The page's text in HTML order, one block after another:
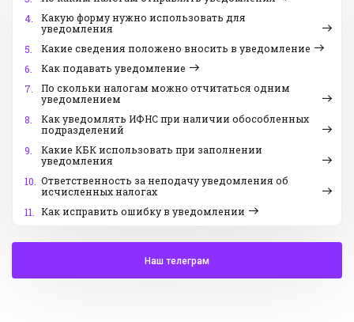
4.
Какую форму нужно использовать для
уведомления
5.
Какие сведения положено вносить в уведомление
6.
Как подавать уведомление
7.
По скольки налогам можно отчитаться одним
уведомлением
8.
Как уведомлять ИФНС при наличии обособленных
подразделений
9.
Какие КБК использовать при заполнении
уведомления
10. Ответственность за неподачу уведомления об
исчисленных налогах
11. Как исправить ошибку в уведомлении
Наш телеграм